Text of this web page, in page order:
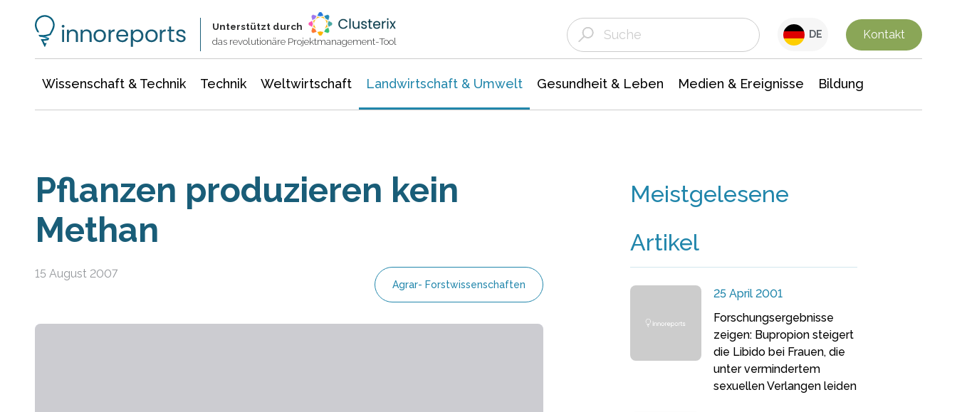
Unterstützt durch
das revolutionäre Projektmanagement-Tool
DE Kontakt
Wissenschaft & Technik Technik Weltwirtschaft Landwirtschaft & Umwelt Gesundheit & Leben Medien & Ereignisse Bildung
Pflanzen produzieren kein
Methan
15 August 2007
Agrar- Forstwissenschaften
Meistgelesene
Artikel
25 April 2001
Forschungsergebnisse
zeigen: Bupropion steigert
die Libido bei Frauen, die
unter vermindertem
sexuellen Verlangen leiden